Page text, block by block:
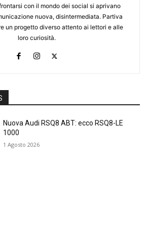
con il mondo dei social si aprivano
nuova, disintermediata. Partiva
un progetto diverso attento ai lettori e alle
loro curiosità.
Nuova Audi RSQ8 ABT: ecco RSQ8-LE
1000
1 Agosto 2026